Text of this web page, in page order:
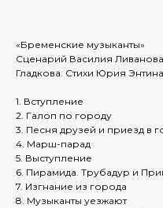
«Бременские музыканты»
Сценарий Василия
Гладкова. Стихи Юрия
1. Вступление
2. Галоп по городу
3. Песня друзей и приезд в
4. Марш-парад
5. Выступление
6. Пирамида. Трубадур и
7. Изгнание из города
8. Музыканты уезжают